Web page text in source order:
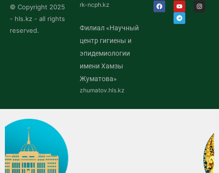
© Copyright 2025
- hls.kz - all rights
reserved.
rk-ncph.kz
Филиал «Научный
центр гигиены и
эпидемиологии
имени Хамзы
Жуматова»
zhumatov.hls.kz